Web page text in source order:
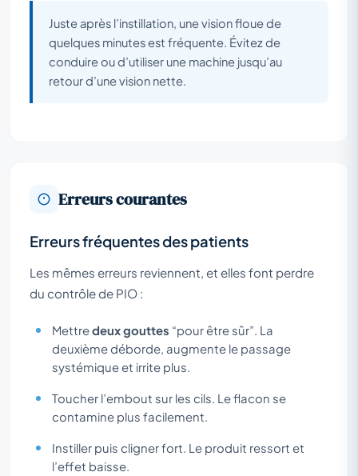
Juste après l’instillation, une vision floue de
quelques minutes est fréquente. Évitez de
conduire ou d’utiliser une machine jusqu’au
retour d’une vision nette.
Erreurs courantes
Erreurs fréquentes des patients
Les mêmes erreurs reviennent, et elles font perdre
du contrôle de PIO :
Mettredeux gouttes “pour être sûr”. La
deuxième déborde, augmente le passage
systémique et irrite plus.
Toucher l’embout sur les cils. Le flacon se
contamine plus facilement.
Instiller puis cligner fort. Le produit ressort et
l’effet baisse.